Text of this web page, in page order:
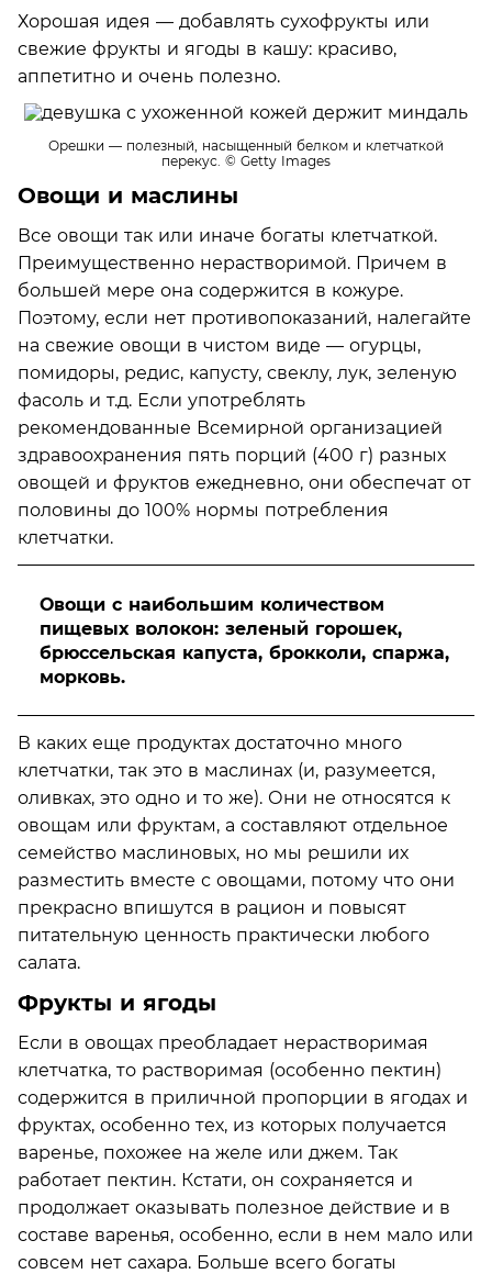
Хорошая идея — добавлять сухофрукты или
свежие фрукты и ягоды в кашу: красиво,
аппетитно и очень полезно.
Орешки — полезный, насыщенный белком и клетчаткой
перекус. © Getty Images
Овощи и маслины
Все овощи так или иначе богаты клетчаткой.
Преимущественно нерастворимой. Причем в
большей мере она содержится в кожуре.
Поэтому, если нет противопоказаний, налегайте
на свежие овощи в чистом виде — огурцы,
помидоры, редис, капусту, свеклу, лук, зеленую
фасоль и т.д. Если употреблять
рекомендованные Всемирной организацией
здравоохранения пять порций (400 г) разных
овощей и фруктов ежедневно, они обеспечат от
половины до 100% нормы потребления
клетчатки.
Овощи с наибольшим количеством
пищевых волокон: зеленый горошек,
брюссельская капуста, брокколи, спаржа,
морковь.
В каких еще продуктах достаточно много
клетчатки, так это в маслинах (и, разумеется,
оливках, это одно и то же). Они не относятся к
овощам или фруктам, а составляют отдельное
семейство маслиновых, но мы решили их
разместить вместе с овощами, потому что они
прекрасно впишутся в рацион и повысят
питательную ценность практически любого
салата.
Фрукты и ягоды
Если в овощах преобладает нерастворимая
клетчатка, то растворимая (особенно пектин)
содержится в приличной пропорции в ягодах и
фруктах, особенно тех, из которых получается
варенье, похожее на желе или джем. Так
работает пектин. Кстати, он сохраняется и
продолжает оказывать полезное действие и в
составе варенья, особенно, если в нем мало или
совсем нет сахара. Больше всего богаты